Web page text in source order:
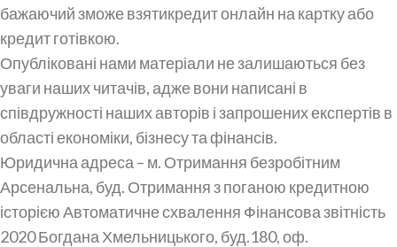
бажаючий зможе взятикредит онлайн на картку або
кредит готівкою.
Опубліковані нами матеріали не залишаються без
уваги наших читачів, адже вони написані в
співдружності наших авторів і запрошених експертів в
області економіки, бізнесу та фінансів.
Юридична адреса – м. Отримання безробітним
Арсенальна, буд. Отримання з поганою кредитною
історією Автоматичне схвалення Фінансова звітність
2020 Богдана Хмельницького, буд.180, оф.